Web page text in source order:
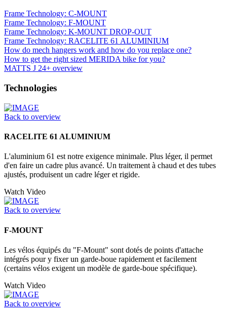
Frame Technology: C-MOUNT
Frame Technology: F-MOUNT
Frame Technology: K-MOUNT DROP-OUT
Frame Technology: RACELITE 61 ALUMINIUM
How do mech hangers work and how do you replace one?
How to get the right sized MERIDA bike for you?
MATTS J 24+ overview
Technologies
Back to overview
RACELITE 61 ALUMINIUM
L'aluminium 61 est notre exigence minimale. Plus léger, il permet
d'en faire un cadre plus avancé. Un traitement à chaud et des tubes
ajustés, produisent un cadre léger et rigide.
Watch Video
Back to overview
F-MOUNT
Les vélos équipés du "F-Mount" sont dotés de points d'attache
intégrés pour y fixer un garde-boue rapidement et facilement
(certains vélos exigent un modèle de garde-boue spécifique).
Watch Video
Back to overview